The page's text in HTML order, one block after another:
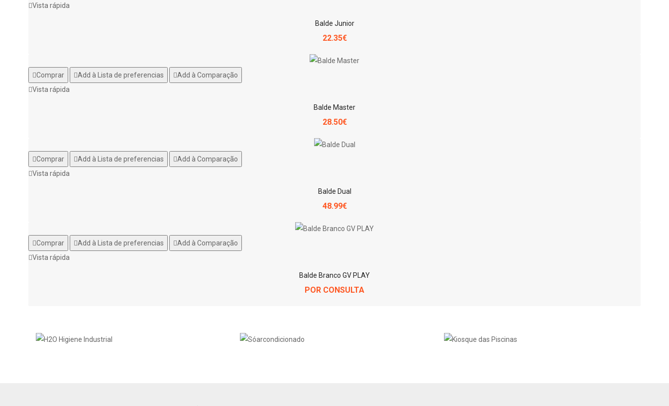
Vista rápida
Balde Junior
22.35€
Comprar Add à Lista de preferencias
Add à Comparação
Vista rápida
Balde Master
28.50€
Comprar Add à Lista de preferencias
Add à Comparação
Vista rápida
Balde Dual
48.99€
Comprar Add à Lista de preferencias
Add à Comparação
Vista rápida
Balde Branco GV PLAY
POR CONSULTA